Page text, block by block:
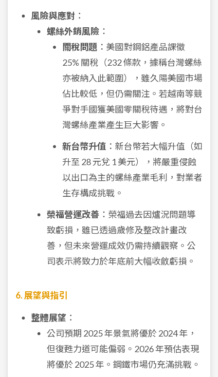
風險與應對 ：
螺絲外銷風險 ：
關稅問題 ：美國對鋼鋁產品課徵
25% 關稅（232 條款，據稱台灣螺絲
亦被納入此範圍），雖久陽美國市場
佔比較低，但仍需關注。若越南等競
爭對手國獲美國零關稅待遇，將對台
灣螺絲產業產生巨大影響。
新台幣升值 ：新台幣若大幅升值（如
升至 28 元兌 1 美元），將嚴重侵蝕
以出口為主的螺絲產業毛利，對業者
生存構成挑戰。
榮福營運改善 ：榮福過去因爐況問題導
致虧損，雖已透過歲修及整改計畫改
善，但未來營運成效仍需持續觀察。公
司表示將致力於年底前大幅收斂虧損。
6. 展望與指引
整體展望 ：
公司預期 2025 年景氣將優於 2024 年，
但復甦力道可能偏弱。2026 年預估表現
將優於 2025 年。鋼鐵市場仍充滿挑戰。